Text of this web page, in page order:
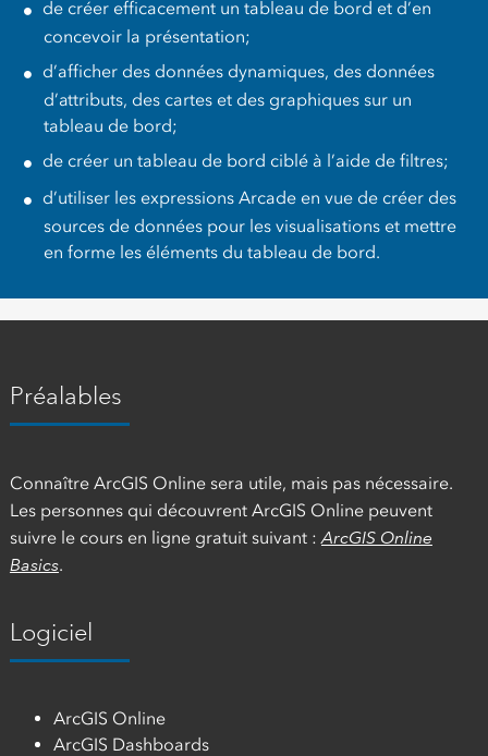
de créer efficacement un tableau de bord et d’en
concevoir la présentation;
d’afficher des données dynamiques, des données
d’attributs, des cartes et des graphiques sur un
tableau de bord;
de créer un tableau de bord ciblé à l’aide de filtres;
d’utiliser les expressions Arcade en vue de créer des
sources de données pour les visualisations et mettre
en forme les éléments du tableau de bord.
Préalables
Connaître ArcGIS Online sera utile, mais pas nécessaire.
Les personnes qui découvrent ArcGIS Online peuvent
suivre le cours en ligne gratuit suivant :ArcGIS Online
Basics.
Logiciel
ArcGIS Online
ArcGIS Dashboards